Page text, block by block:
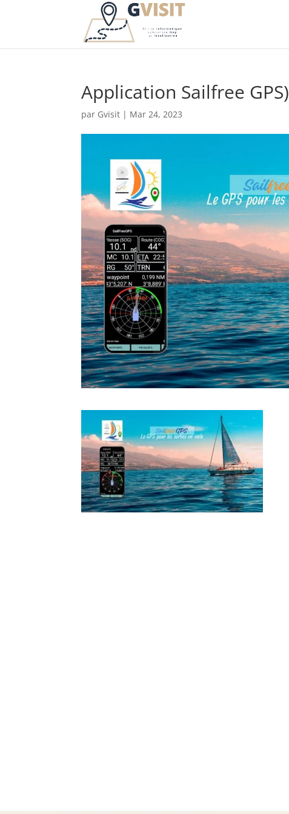
Application Sailfree GPS)
par Gvisit | Mar 24, 2023